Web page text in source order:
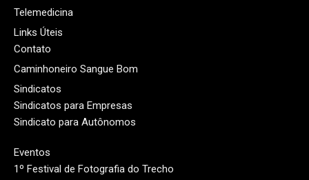
Telemedicina
Links Úteis
Contato
Caminhoneiro Sangue Bom
Sindicatos
Sindicatos para Empresas
Sindicato para Autônomos
Eventos
1º Festival de Fotografia do Trecho